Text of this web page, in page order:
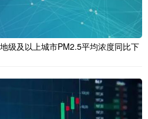
级及以上城市PM2.5平均浓度同比下